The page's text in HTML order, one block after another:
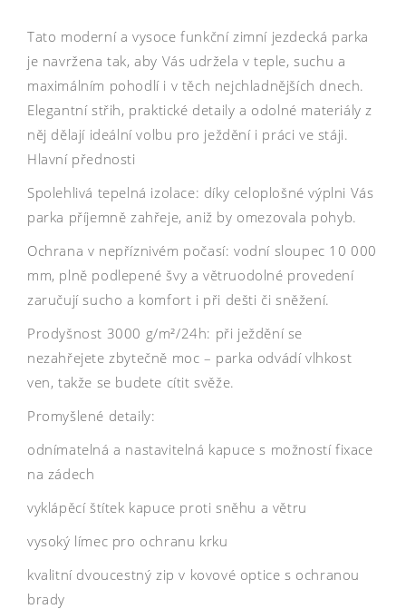
Tato moderní a vysoce funkční zimní jezdecká parka
je navržena tak, aby Vás udržela v teple, suchu a
maximálním pohodlí i v těch nejchladnějších dnech.
Elegantní střih, praktické detaily a odolné materiály z
něj dělají ideální volbu pro ježdění i práci ve stáji.
Hlavní přednosti
Spolehlivá tepelná izolace: díky celoplošné výplni Vás
parka příjemně zahřeje, aniž by omezovala pohyb.
Ochrana v nepříznivém počasí: vodní sloupec 10 000
mm, plně podlepené švy a větruodolné provedení
zaručují sucho a komfort i při dešti či sněžení.
Prodyšnost 3000 g/m²/24h: při ježdění se
nezahřejete zbytečně moc – parka odvádí vlhkost
ven, takže se budete cítit svěže.
Promyšlené detaily:
odnímatelná a nastavitelná kapuce s možností fixace
na zádech
vyklápěcí štítek kapuce proti sněhu a větru
vysoký límec pro ochranu krku
kvalitní dvoucestný zip v kovové optice s ochranou
brady